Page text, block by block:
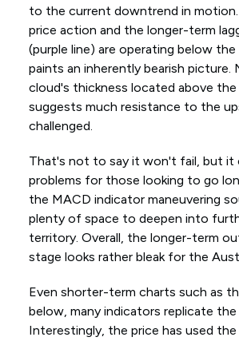
to the current downtrend in
price action and the longer-term
(purple line) are operating below
paints an inherently bearish picture.
cloud's thickness located above
suggests much resistance to the
challenged.
That's not to say it won't fail, but it
problems for those looking to go
the MACD indicator maneuvering
plenty of space to deepen into
territory. Overall, the longer-term
stage looks rather bleak for the
Even shorter-term charts such as
below, many indicators replicate the
Interestingly, the price has used